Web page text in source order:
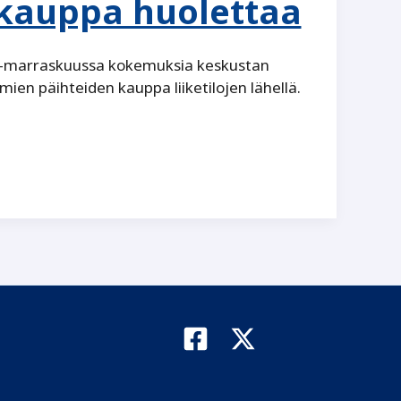
huolettaa
kokemuksia keskustan
päihteiden kauppa liiketilojen lähellä.